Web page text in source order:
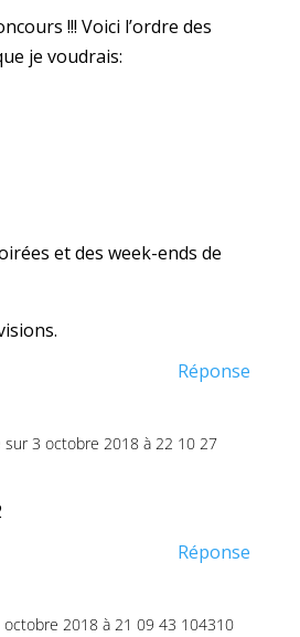
!!! Voici l’ordre des
je voudrais:
et des week-ends de
Réponse
sur 3 octobre 2018 à 22 10 27
Réponse
octobre 2018 à 21 09 43 104310